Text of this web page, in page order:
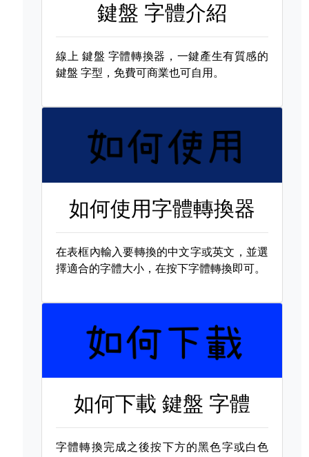
鍵盤 字體介紹
線上 鍵盤 字體轉換器，一鍵產生有質感的
鍵盤 字型，免費可商業也可自用。
如何使用字體轉換器
在表框內輸入要轉換的中文字或英文，並選
擇適合的字體大小，在按下字體轉換即可。
如何下載鍵盤 字體
字體轉換完成之後按下方的黑色字或白色